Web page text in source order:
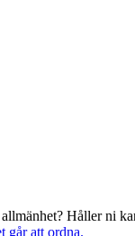
Håller ni
går att ordna.